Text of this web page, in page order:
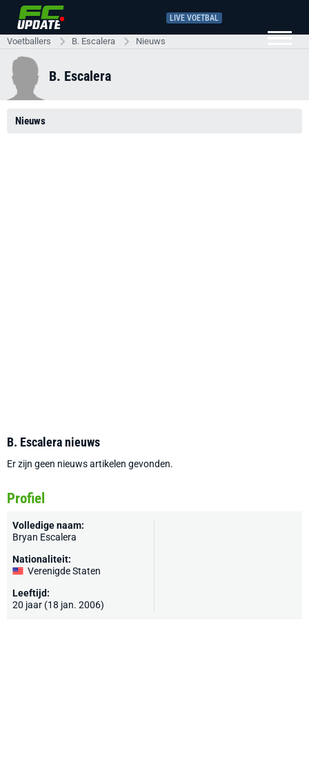
LIVE VOETBAL
Voetballers B. Escalera Nieuws
B. Escalera
Nieuws
B. Escalera nieuws
Er zijn geen nieuws artikelen gevonden.
Profiel
Volledige naam:
Bryan Escalera
Nationaliteit:
Verenigde Staten
Leeftijd:
20 jaar (18 jan. 2006)